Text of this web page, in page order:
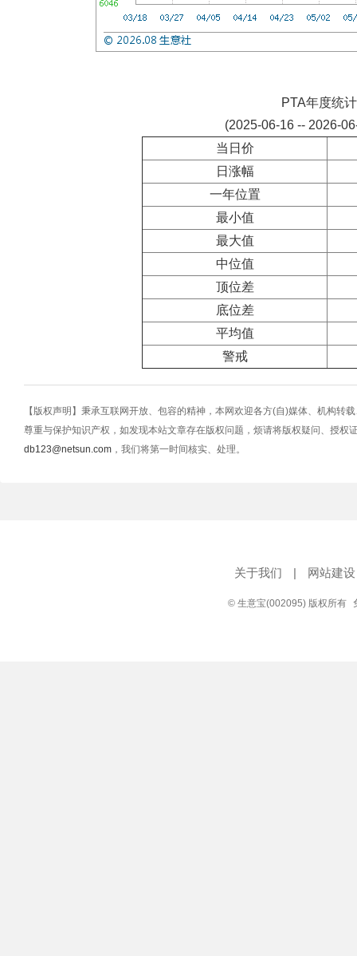
PTA年度统计
(2025-06-16 -- 2026-
当日价
日涨幅
一年位置
最小值
最大值
中位值
顶位差
底位差
平均值
警戒
【版权声明】秉承互联网开放、包容的精神，本网欢迎各方(自)媒体、机构转
尊重与保护知识产权，如发现本站文章存在版权问题，烦请将版权疑问、授权
db123@netsun.com ，我们将第一时间核实、处理。
关于我们 | 网站建设
© 生意宝(002095) 版权所有